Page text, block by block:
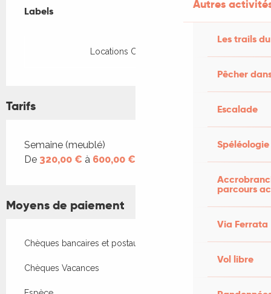
Autres
Les trails
Pêcher
Escalade
Spéléologie
parcours
Via Ferrata
Vol libre
Labels
Labels
Locations CléVacances
Tarifs
Tarifs 2026
Semaine (meublé)
De 320,00 € à 600,00 €
Moyens de paiement
Chèques bancaires et postaux
Chèques Vacances